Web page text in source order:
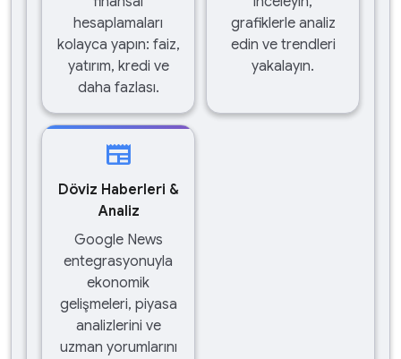
hesaplamaları
kolayca yapın: faiz,
yatırım, kredi ve
daha fazlası.
grafiklerle analiz
edin ve trendleri
yakalayın.
newspaper
Döviz Haberleri &
Analiz
Google News
entegrasyonuyla
ekonomik
gelişmeleri, piyasa
analizlerini ve
uzman yorumlarını